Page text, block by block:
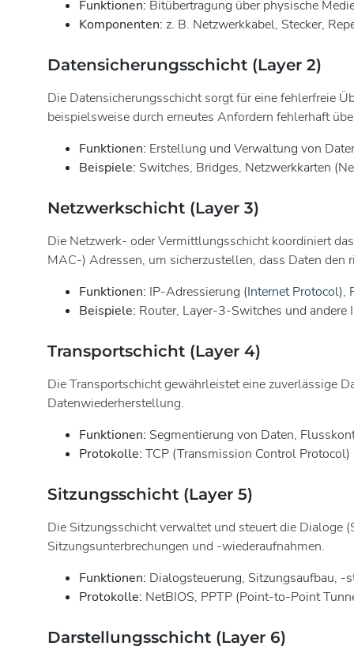
Funktionen: Bitübertragung über physische
Komponenten: z. B. Netzwerkkabel, Stecker,
Datensicherungsschicht (Layer 2)
Die Datensicherungsschicht sorgt für eine fehlerfreie
beispielsweise durch erneutes Anfordern fehlerhaft
Funktionen: Erstellung und Verwaltung von
Beispiele: Switches, Bridges, Netzwerkkarten
Netzwerkschicht (Layer 3)
Die Netzwerk- oder Vermittlungsschicht koordiniert
MAC-) Adressen, um sicherzustellen, dass Daten den
Funktionen: IP-Adressierung (Internet Protocol),
Beispiele: Router, Layer-3-Switches und andere
Transportschicht (Layer 4)
Die Transportschicht gewährleistet eine zuverlässige
Datenwiederherstellung.
Funktionen: Segmentierung von Daten,
Protokolle: TCP (Transmission Control
Sitzungsschicht (Layer 5)
Die Sitzungsschicht verwaltet und steuert die Dialoge
Sitzungsunterbrechungen und -wiederaufnahmen.
Funktionen: Dialogsteuerung, Sitzungsaufbau,
Protokolle: NetBIOS, PPTP (Point-to-Point
Darstellungsschicht (Layer 6)